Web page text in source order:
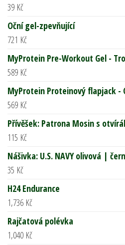
39 Kč
Oční gel-zpevňující
721 Kč
MyProtein Pre-Workout Gel -
589 Kč
MyProtein Proteinový flapjack -
569 Kč
Přívěšek: Patrona Mosin s
115 Kč
Nášivka: U.S. NAVY olivová |
35 Kč
H24 Endurance
1,736 Kč
Rajčatová polévka
1,040 Kč